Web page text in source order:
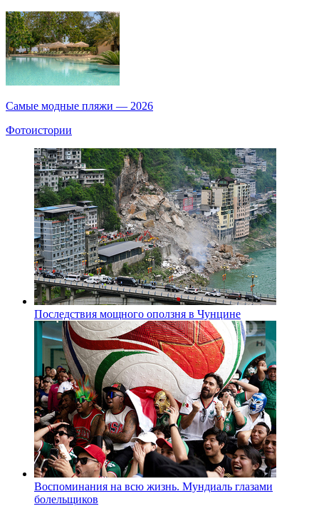
Самые модные пляжи — 2026
Фотоистории
Последствия мощного оползня в Чунцине
Воспоминания на всю жизнь. Мундиаль глазами
болельщиков